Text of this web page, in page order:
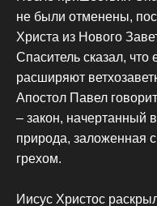
не были отменены,
Христа из Нового
Спаситель сказал,
расширяют
Апостол Павел
– закон, начертанный
природа, заложенная
грехом.
Иисус Христос